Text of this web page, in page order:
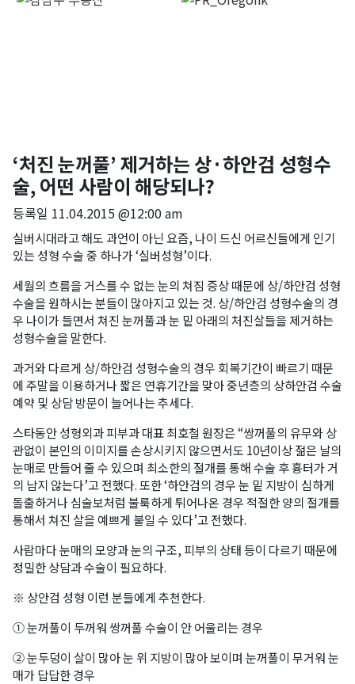
‘처진 눈꺼풀’ 제거하는 상·하안검 성형수
술, 어떤 사람이 해당되나?
등록일 11.04.2015 @12:00 am
실버시대라고 해도 과언이 아닌 요즘, 나이 드신 어르신들에게 인기
있는 성형 수술 중 하나가 ‘실버성형’이다.
세월의 흐름을 거스를 수 없는 눈의 쳐짐 증상 때문에 상/하안검 성형
수술을 원하시는 분들이 많아지고 있는 것. 상/하안검 성형수술의 경
우 나이가 들면서 쳐진 눈꺼풀과 눈 밑 아래의 처진살들을 제거하는
성형수술을 말한다.
과거와 다르게 상/하안검 성형수술의 경우 회복기간이 빠르기 때문
에 주말을 이용하거나 짧은 연휴기간을 맞아 중년층의 상하안검 수술
예약 및 상담 방문이 늘어나는 추세다.
스타동안 성형외과 피부과 대표 최호철 원장은 “쌍꺼풀의 유무와 상
관없이 본인의 이미지를 손상시키지 않으면서도 10년이상 젊은 날의
눈매로 만들어 줄 수 있으며 최소한의 절개를 통해 수술 후 흉터가 거
의 남지 않는다’고 전했다. 또한 ‘하안검의 경우 눈 밑 지방이 심하게
돌출하거나 심술보처럼 불룩하게 튀어나온 경우 적절한 양의 절개를
통해서 쳐진 살을 예쁘게 붙일 수 있다’고 전했다.
사람마다 눈매의 모양과 눈의 구조, 피부의 상태 등이 다르기 때문에
정밀한 상담과 수술이 필요하다.
※ 상안검 성형 이런 분들에게 추천한다.
① 눈꺼풀이 두꺼워 쌍꺼풀 수술이 안 어울리는 경우
② 눈두덩이 살이 많아 눈 위 지방이 많아 보이며 눈꺼풀이 무거워 눈
매가 답답한 경우